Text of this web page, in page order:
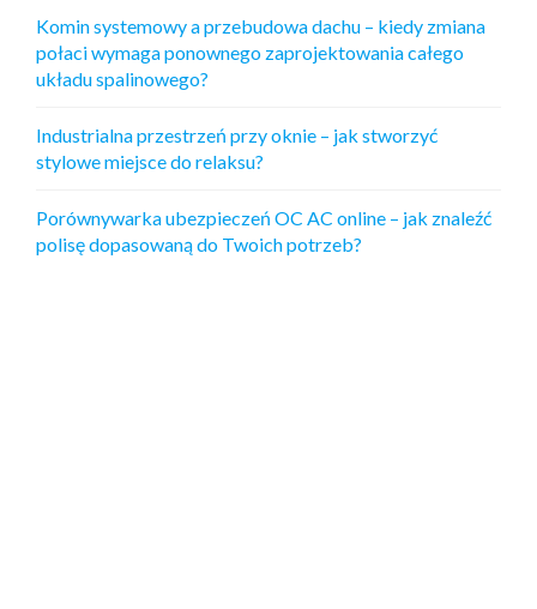
Komin systemowy a przebudowa dachu – kiedy zmiana
połaci wymaga ponownego zaprojektowania całego
układu spalinowego?
Industrialna przestrzeń przy oknie – jak stworzyć
stylowe miejsce do relaksu?
Porównywarka ubezpieczeń OC AC online – jak znaleźć
polisę dopasowaną do Twoich potrzeb?